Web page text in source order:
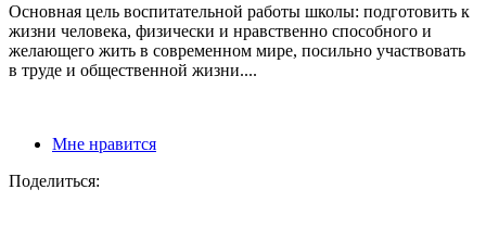
Основная цель воспитательной работы школы: подготовить к
жизни человека, физически и нравственно способного и
желающего жить в современном мире, посильно участвовать
в труде и общественной жизни....
Мне нравится
Поделиться: